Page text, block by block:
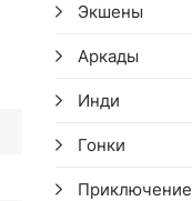
Экшены
Аркады
Инди
Гонки
Приключение